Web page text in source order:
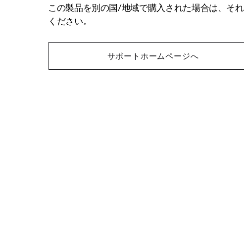
この製品を別の国/地域で購入された場合は、そ
ください。
サポートホームページへ